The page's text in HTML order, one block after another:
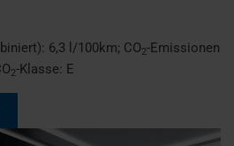
6,3 l/100km; CO2-Emissionen
2-Klasse: E